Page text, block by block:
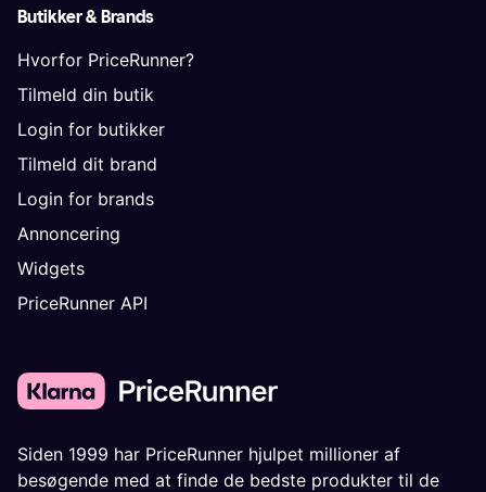
Butikker & Brands
Hvorfor PriceRunner?
Tilmeld din butik
Login for butikker
Tilmeld dit brand
Login for brands
Annoncering
Widgets
PriceRunner API
Siden 1999 har PriceRunner hjulpet millioner af
besøgende med at finde de bedste produkter til de